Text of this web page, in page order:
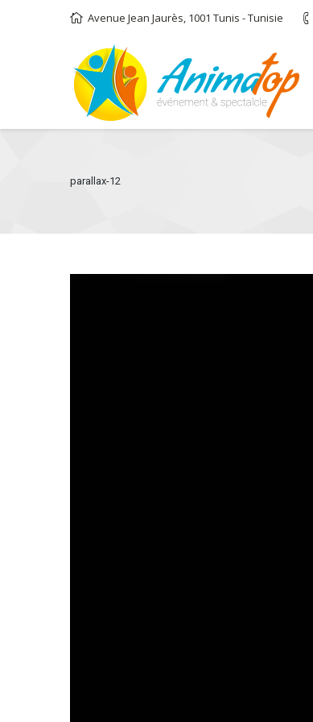
Avenue Jean Jaurès, 1001 Tunis - Tunisie
parallax-12